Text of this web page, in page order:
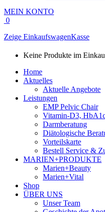
MEIN KONTO
0
Zeige EinkaufswagenKasse
Keine Produkte im
Home
Aktuelles
Aktuelle Angebote
Leistungen
EMP Pelvic Chair
Vitamin-D3,
Darmberatung
Diätologische
Vorteilskarte
Bestell Service &
MARIEN+PRODUKTE
Marien+Beauty
Marien+Vital
Shop
ÜBER UNS
Unser Team